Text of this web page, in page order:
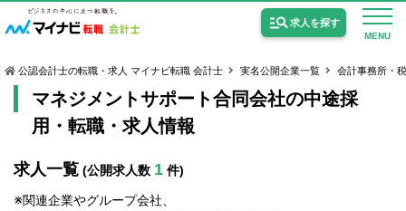
MENU
求人を探す
公認会計士の転職・求人 マイナビ転職 会計士 実名公開企業一覧 会計事務所・
マネジメントサポート合同会社の中途採
用・転職・求人情報
求人一覧 (公開求人数 1 件)
※関連企業やグループ会社、